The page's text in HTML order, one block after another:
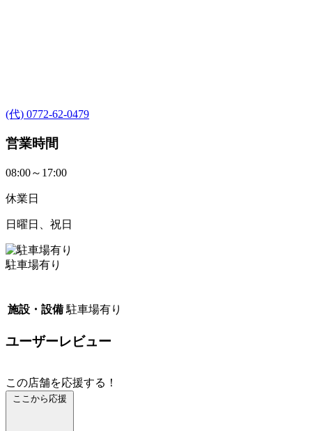
(代) 0772-62-0479
営業時間
08:00～17:00
休業日
日曜日、祝日
駐車場有り
施設・設備 駐車場有り
ユーザーレビュー
この店舗を応援する！
ここから応援